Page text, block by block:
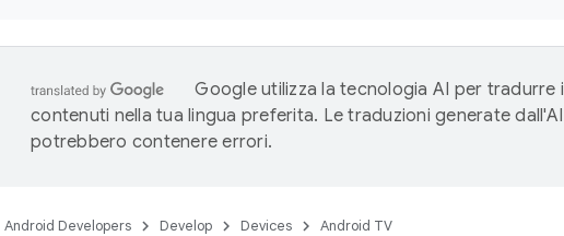
Google utilizza la tecnologia AI per tradurre i
contenuti nella tua lingua preferita. Le traduzioni generate dall'AI
potrebbero contenere errori.
Android Developers Develop Devices Android TV